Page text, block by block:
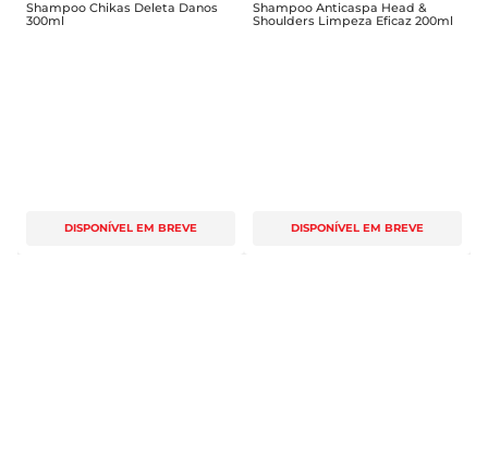
Shampoo Chikas Deleta Danos
300ml
DISPONÍVEL EM BREVE
Shampoo Anticaspa Head &
Shoulders Limpeza Eficaz 200ml
DISPONÍVEL EM BREVE